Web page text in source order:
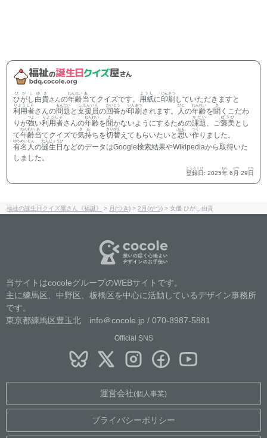
ひがし由貴
ひがしゆき
さんの年齢
ねんれい
当
あ
てクイズです。 用紙
ようし
に印刷
いんさつ
していただきますと
利用者
りようしゃ
さんの問題
もんだい
と支援員
しえんいん
の回答
かいとう
が印刷
いんさつ
されます。 人
ひと
の年齢
ねんれい
を聞
き
くこだわ
りが強
つよ
い利用者
りようしゃ
さんの年齢
ねんれい
を聞
き
かないようにするための課題
かだい
、ご褒美
ほうび
とし
て年齢
ねんれい
当
あ
てクイズで気持
きも
ちを切替
きりかえ
えてもらいたいと思
おも
い作
つく
りました。
有名人
ゆうめいじん
の誕生日
たんじょうび
などのデータはGoogle検索結果やWikipediaから取得いた
しました。
登録日
とうろくび
: 2025年
ねん
6 月
がつ
29日
にち
福祉の誕生日クイズ屋さん《福誕》 > 月(つき) >2月(がつ) >女優 ひがし由貴
当サイトはcocoleグループのWEBサイトです。
主に練馬区、中野区、板橋区を中心に活動しているデザイン事務所
です。
東京都練馬区豊玉北 info＠cocole.jp / 070-8987-5881
Official SNS
運営会社(個人事業)
プライバシーポリシー